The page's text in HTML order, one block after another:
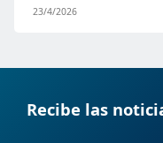
23/4/2026
Recibe las